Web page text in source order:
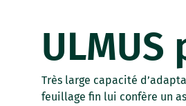
ULMUS
Très large capacité
feuillage fin lui confère un